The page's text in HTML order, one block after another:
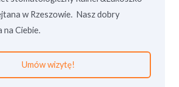
w Rzeszowie. Nasz dobry
na Ciebie.
Umów wizytę!